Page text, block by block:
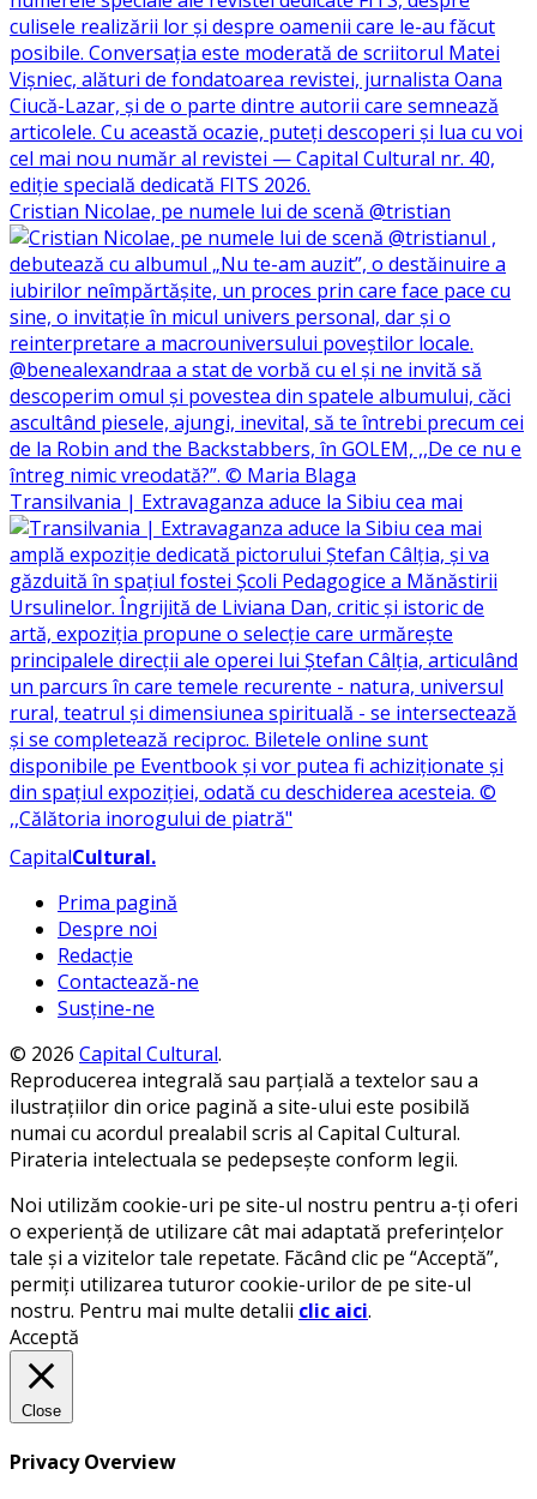
Cristian Nicolae, pe numele lui de scenă @tristian
Transilvania | Extravaganza aduce la Sibiu cea mai
CapitalCultural.
Prima pagină
Despre noi
Redacție
Contactează-ne
Susține-ne
© 2026 Capital Cultural.
Reproducerea integrală sau parțială a textelor sau a
ilustrațiilor din orice pagină a site-ului este posibilă
numai cu acordul prealabil scris al Capital Cultural.
Pirateria intelectuala se pedepsește conform legii.
Noi utilizăm cookie-uri pe site-ul nostru pentru a-ți oferi
o experiență de utilizare cât mai adaptată preferințelor
tale și a vizitelor tale repetate. Făcând clic pe “Acceptă”,
permiți utilizarea tuturor cookie-urilor de pe site-ul
nostru. Pentru mai multe detalii clic aici.
Acceptă
Close
Privacy Overview